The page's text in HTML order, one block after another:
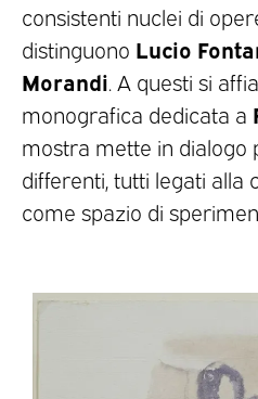
consistenti nuclei di
distinguono Lucio
Morandi. A questi si
monografica dedicata a
mostra mette in dialogo
differenti, tutti legati alla
come spazio di